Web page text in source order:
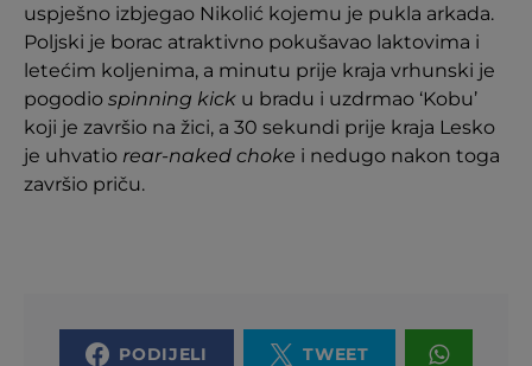
uspješno izbjegao Nikolić kojemu je pukla arkada.
Poljski je borac atraktivno pokušavao laktovima i
letećim koljenima, a minutu prije kraja vrhunski je
pogodio spinning kick u bradu i uzdrmao ‘Kobu’
koji je završio na žici, a 30 sekundi prije kraja Lesko
je uhvatio rear-naked choke i nedugo nakon toga
završio priču.
PODIJELI TWEET